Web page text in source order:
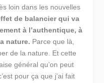
loin dans les nouvelles
de balancier qui va
à l’authentique, à
nature. Parce que là,
de la nature. Et cette
général qu’on peut
pour ça que j’ai fait